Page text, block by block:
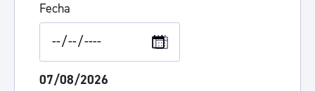
Fecha
07/08/2026